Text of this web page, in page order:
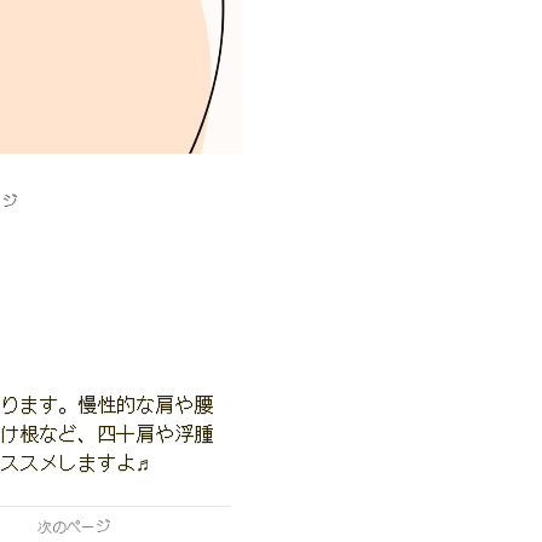
ます。慢性的な肩や腰
根など、四十肩や浮腫
スメしますよ♬
次のページ